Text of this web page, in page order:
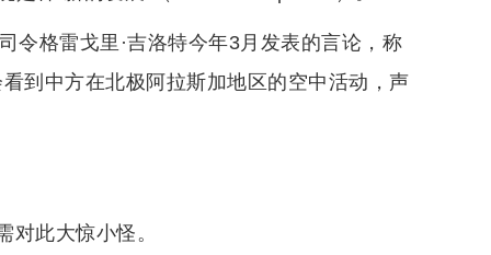
令格雷戈里·吉洛特今年3月发表的言论，称
到中方在北极阿拉斯加地区的空中活动，声
此大惊小怪。